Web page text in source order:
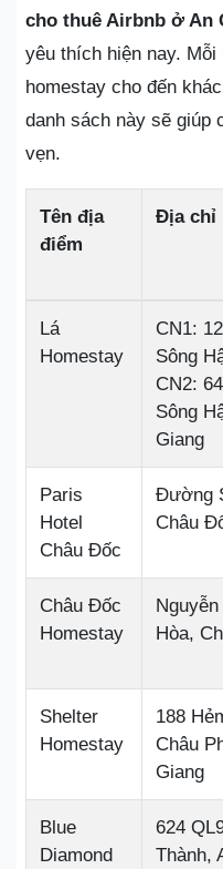
cho thuê Airbnb ở An
yêu thích hiện nay.
homestay cho đến
danh sách này sẽ giúp
vẹn.
Tên địa
điểm
Địa chỉ
Lá
Homestay
CN1:
Sông
CN2:
Sông
Giang
Paris
Hotel
Châu Đốc
Đường
Châu
Châu Đốc
Homestay
Hòa,
Shelter
Homestay
188
Châu
Giang
Blue
Diamond
624
Thành,